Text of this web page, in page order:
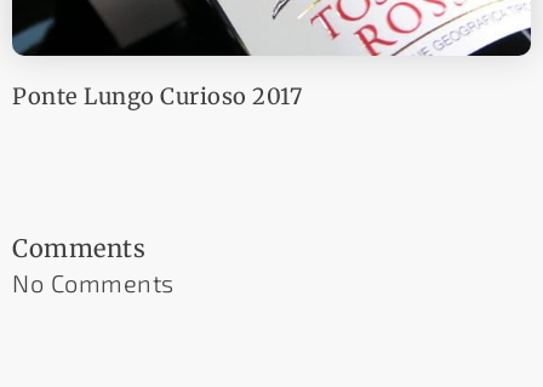
Ponte Lungo Curioso 2017
Comments
No Comments